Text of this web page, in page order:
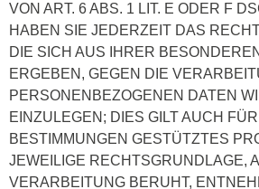
VON ART. 6 ABS. 1 LIT. E ODER F
HABEN SIE JEDERZEIT DAS
DIE SICH AUS IHRER
ERGEBEN, GEGEN DIE
PERSONENBEZOGENEN DATEN
EINZULEGEN; DIES GILT AUCH
BESTIMMUNGEN GESTÜTZTES
JEWEILIGE RECHTSGRUNDLAGE,
VERARBEITUNG BERUHT,